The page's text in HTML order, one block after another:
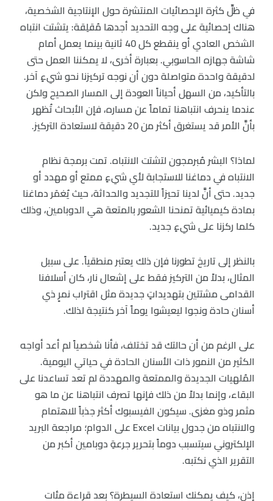
في ظلِّ كثرة الإحصائيات المنتشرة حول الإنتاجية الشخصية،
هناك إحصائية على وجه التحديد أجدها مُقلِقة: يتشتت انتباه
الشخص العادي أو ينقطع كل 40 ثانية بينما يعمل أمام
شاشة جهازه الحاسوبي. بعبارة أخرى، لا يمكننا العمل حتى
لدقيقة واحدة متواصلة دون أن نوجه تركيزنا نحو شيءٍ آخر.
بالتأكيد، من السهل أحياناً العودة إلى المسار الصحيح ولكن
عندما ينحرف انتباهنا تماماً عن مساره، فإن الأبحاث تُظهر
بأنَّ الأمر قد يستغرق أكثر من 20 دقيقة لاستعادة التركيز.
لماذا؟ البشر مُبرمجون لتشتت الانتباه. تمت برمجة نظام
الانتباه في دماغنا للاستجابة لأي شيءٍ ممتع أو مهدد أو
جديد. حتى أنَّ لدينا تحيزاً للتجديد والحداثة، حيث يُغمَر دماغنا
بمادة كيميائية تمنحنا الشعور بالمتعة هي الدوبامين، وذلك
كلما ركزنا على شيءٍ جديد.
بالنظر إلى تاريخ تطورنا فإن ذلك يعتبر منطقياً. على سبيل
المثال، بدلاً من التركيز فقط على إشعال نار، كان أسلافنا
القدامى مشتتين بتهديداتٍ جديدة مثل اقتراب نمرٍ ذي
أسنان حادة ونجوا ليعيشوا يوماً آخر كنتيجة لذلك.
على الرغم من أن حالتك قد تختلف، فأنا شخصياً لم أعد أواجه
الكثير من النمور ذات الأسنان الحادة في حياتي اليومية.
المُلهيات الجديدة والممتعة والمهددة لم تعد تساعدنا على
البقاء، وإنما بدلاً من ذلك فإنها تصرف انتباهنا عن ما هو
مثمر وذو مغزى. سيكون الفيسبوك أكثر جذباً للاهتمام
والانتباه من جدول بيانات Excel على الدوام؛ مراجعة البريد
الإلكتروني سيتسبب دوماً بتحرير جرعةِ دوبامين أكبر من
التقرير الذي نكتبه.
إذن، كيف يمكنك استعادة السيطرة؟ بعد قراءة مئات